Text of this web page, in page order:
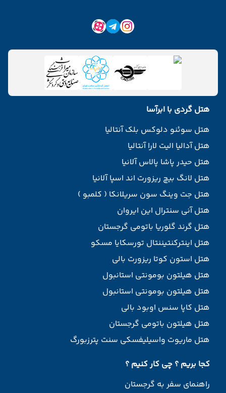
هتل گردی با ابرآسا
هتل سوئنو دلوکس بلک آنتالیا
هتل آدالیا الیت لارا آنتالیا
هتل حیدر پاشا پالاس آلانیا
هتل لانگ بیچ ریزورت اند اسپا آلانیا
هتل جت وینگ سون سریلانکا ( کلمبو )
هتل آنی سنترال این ایروان
هتل گرند گلوریا باتومی گرجستان
هتل اینترکنتیننتال تورسکایا مسکو
هتل استون کوتا ریزورت بالی
هتل هیلتون بومونتی استانبول
هتل هیلتون بومونتی استانبول
هتل کاپا سنس اوبود بالی
هتل هیلتون باتومی گرجستان
هتل ماریوت واسیلیفسکی سنت پترزبورگ
کجا بریم ؟ چی کار کنیم ؟
راهنمای سفر به گرجستان